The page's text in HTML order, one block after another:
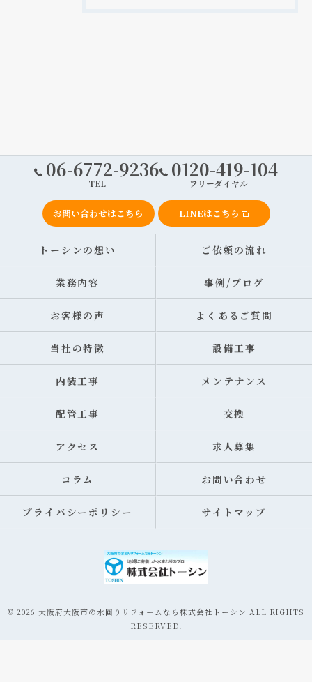
06-6772-9236
TEL
0120-419-104
フリーダイヤル
お問い合わせはこちら LINEはこちら
トーシンの想い ご依頼の流れ
業務内容 事例/ブログ
お客様の声 よくあるご質問
当社の特徴 設備工事
内装工事 メンテナンス
配管工事 交換
アクセス 求人募集
コラム お問い合わせ
プライバシーポリシー サイトマップ
© 2026 大阪府大阪市の水回りリフォームなら株式会社トーシン ALL RIGHTS
RESERVED.